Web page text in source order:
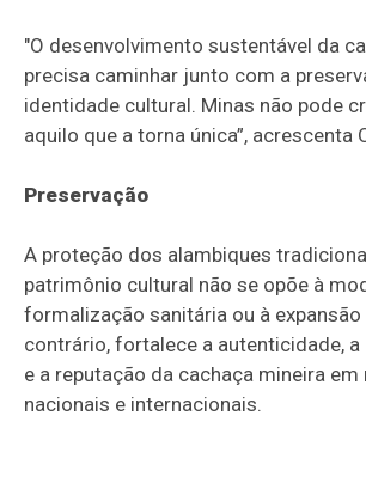
"O desenvolvimento sustentável da
precisa caminhar junto com a
identidade cultural. Minas não pode
aquilo que a torna única”, acrescenta
Preservação
A proteção dos alambiques
patrimônio cultural não se opõe à
formalização sanitária ou à
contrário, fortalece a autenticidade,
e a reputação da cachaça mineira
nacionais e internacionais.